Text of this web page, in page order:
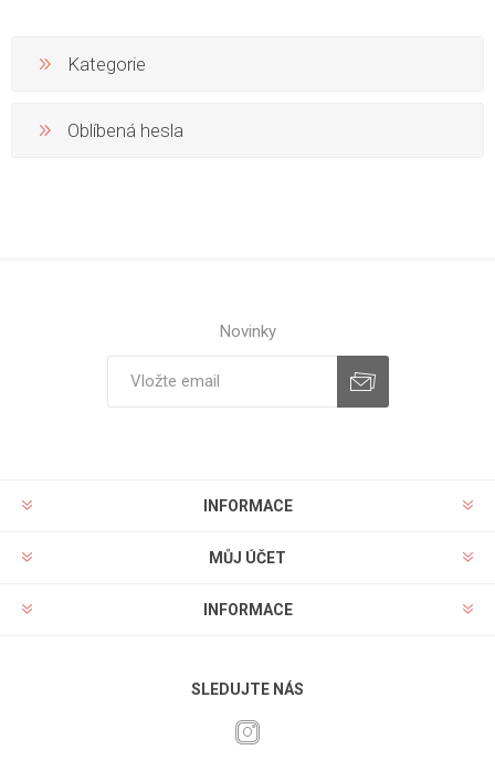
Kategorie
Oblíbená hesla
Novinky
INFORMACE
MŮJ ÚČET
INFORMACE
SLEDUJTE NÁS